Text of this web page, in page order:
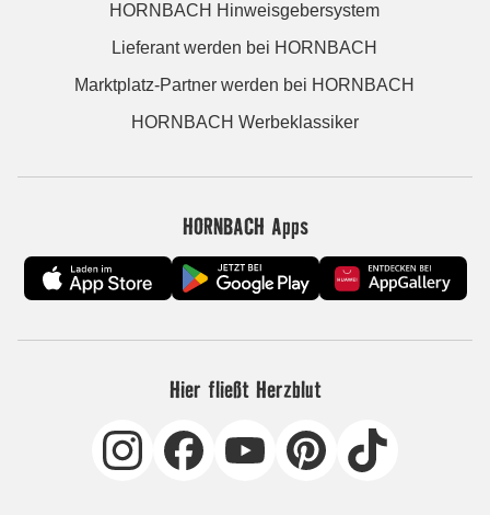
HORNBACH Hinweisgebersystem
Lieferant werden bei HORNBACH
Marktplatz-Partner werden bei HORNBACH
HORNBACH Werbeklassiker
HORNBACH Apps
Hier fließt Herzblut